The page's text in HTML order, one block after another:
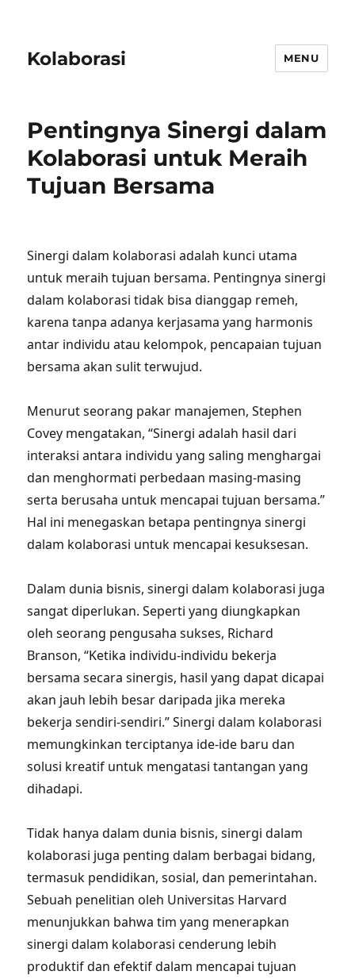
Kolaborasi MENU
Pentingnya Sinergi dalam
Kolaborasi untuk Meraih
Tujuan Bersama
Sinergi dalam kolaborasi adalah kunci utama
untuk meraih tujuan bersama. Pentingnya sinergi
dalam kolaborasi tidak bisa dianggap remeh,
karena tanpa adanya kerjasama yang harmonis
antar individu atau kelompok, pencapaian tujuan
bersama akan sulit terwujud.
Menurut seorang pakar manajemen, Stephen
Covey mengatakan, “Sinergi adalah hasil dari
interaksi antara individu yang saling menghargai
dan menghormati perbedaan masing-masing
serta berusaha untuk mencapai tujuan bersama.”
Hal ini menegaskan betapa pentingnya sinergi
dalam kolaborasi untuk mencapai kesuksesan.
Dalam dunia bisnis, sinergi dalam kolaborasi juga
sangat diperlukan. Seperti yang diungkapkan
oleh seorang pengusaha sukses, Richard
Branson, “Ketika individu-individu bekerja
bersama secara sinergis, hasil yang dapat dicapai
akan jauh lebih besar daripada jika mereka
bekerja sendiri-sendiri.” Sinergi dalam kolaborasi
memungkinkan terciptanya ide-ide baru dan
solusi kreatif untuk mengatasi tantangan yang
dihadapi.
Tidak hanya dalam dunia bisnis, sinergi dalam
kolaborasi juga penting dalam berbagai bidang,
termasuk pendidikan, sosial, dan pemerintahan.
Sebuah penelitian oleh Universitas Harvard
menunjukkan bahwa tim yang menerapkan
sinergi dalam kolaborasi cenderung lebih
produktif dan efektif dalam mencapai tujuan